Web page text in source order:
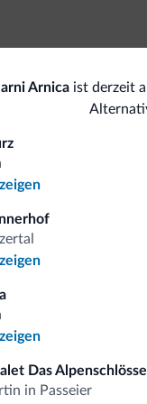
Ski
Skipisten <500
Sport und
Arnicaist derzeit
Das Alpenschlössel
in Passeier